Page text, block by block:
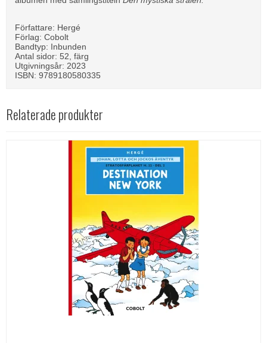
Författare: Hergé
Förlag: Cobolt
Bandtyp: Inbunden
Antal sidor: 52, färg
Utgivningsår: 2023
ISBN: 9789180580335
Relaterade produkter